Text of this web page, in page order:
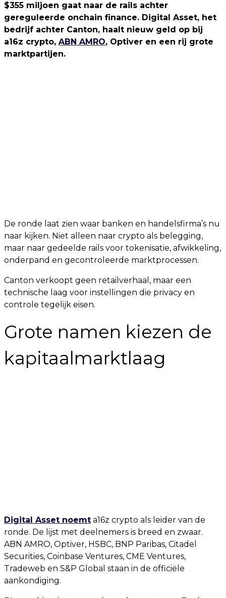
$355 miljoen gaat naar de rails achter
gereguleerde onchain finance. Digital Asset, het
bedrijf achter Canton, haalt nieuw geld op bij
a16z crypto, ABN AMRO, Optiver en een rij grote
marktpartijen.
De ronde laat zien waar banken en handelsfirma’s nu
naar kijken. Niet alleen naar crypto als belegging,
maar naar gedeelde rails voor tokenisatie, afwikkeling,
onderpand en gecontroleerde marktprocessen.
Canton verkoopt geen retailverhaal, maar een
technische laag voor instellingen die privacy en
controle tegelijk eisen.
Grote namen kiezen de
kapitaalmarktlaag
Digital Asset noemt a16z crypto als leider van de
ronde. De lijst met deelnemers is breed en zwaar.
ABN AMRO, Optiver, HSBC, BNP Paribas, Citadel
Securities, Coinbase Ventures, CME Ventures,
Tradeweb en S&P Global staan in de officiële
aankondiging.